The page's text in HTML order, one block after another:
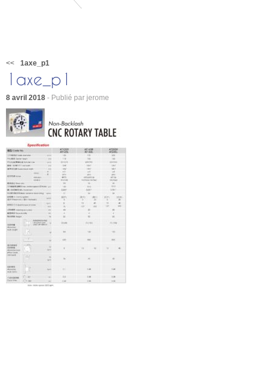
<< 1axe_p1
8 avril 2018 - Publié par jerome